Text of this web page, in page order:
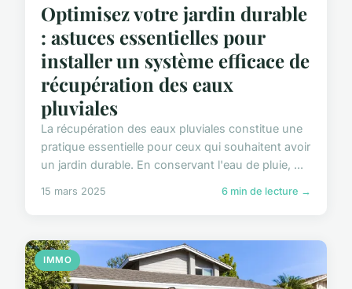
Optimisez votre jardin durable
: astuces essentielles pour
installer un système efficace de
récupération des eaux
pluviales
La récupération des eaux pluviales constitue une
pratique essentielle pour ceux qui souhaitent avoir
un jardin durable. En conservant l'eau de pluie, ...
15 mars 2025 6 min de lecture →
IMMO